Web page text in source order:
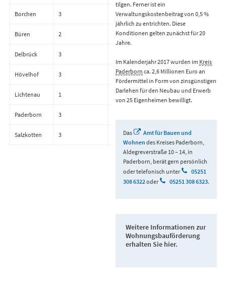
Borchen 3 90.000,00 €
Büren 2 70.000,00 €
Delbrück 3
Hövelhof 3 90.000,00 €
Lichtenau 1 60.000,00 €
Paderborn 3
Salzkotten 3 90.000,00 €
tilgen. Ferner ist ein
Verwaltungskostenbeitrag von 0,5 %
jährlich zu entrichten. Diese
Konditionen gelten zunächst für 20
Jahre.
Im Kalenderjahr 2017 wurden im Kreis
Paderborn ca. 2,6 Millionen Euro an
Fördermittel in Form von zinsgünstigen
Darlehen für den Neubau und Erwerb
von 25 Eigenheimen bewilligt.
Das
Amt für Bauen und
Wohnen des Kreises Paderborn,
Aldegreverstraße 10 – 14, in
Paderborn, berät gern persönlich
oder telefonisch unter
05251
308 6322oder 05251 308 6323.
Weitere Informationen zur
Wohnungsbauförderung
erhalten Sie hier.